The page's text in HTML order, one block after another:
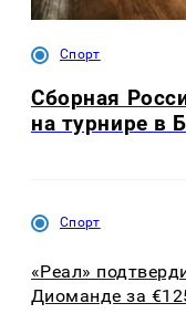
Спорт
Сборная
на турнире в
Спорт
«Реал»
Диоманде за